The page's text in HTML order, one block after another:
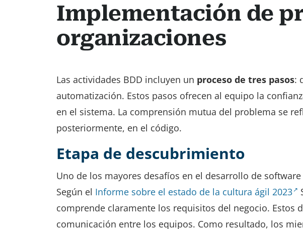
Implementación de
organizaciones
Las actividades BDD incluyen un proceso de tres pasos:
automatización. Estos pasos ofrecen al equipo la
en el sistema. La comprensión mutua del problema se
posteriormente, en el código.
Etapa de descubrimiento
Uno de los mayores desafíos en el desarrollo de
Según el Informe sobre el estado de la cultura ágil 2023
comprende claramente los requisitos del negocio. Estos
comunicación entre los equipos. Como resultado, los